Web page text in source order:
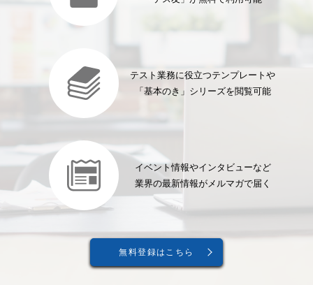
テスト業務に役立つテンプレートや
「基本のき」シリーズを閲覧可能
イベント情報やインタビューなど
業界の最新情報がメルマガで届く
無料登録はこちら